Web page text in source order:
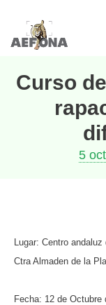
Saltar
Curso
5
Lugar: Centro
Ctra Almaden de la
Fecha: 12 de